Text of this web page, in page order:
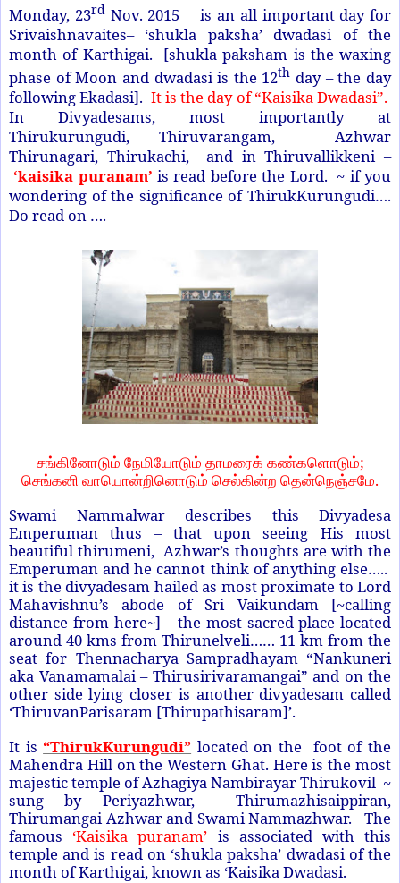
Monday, 23rdNov. 2015 is an all important day for
Srivaishnavaites– ‘shukla paksha’ dwadasi of the
month of Karthigai. [shukla paksham is the waxing
phase of Moon and dwadasi is the 12th day – the day
following Ekadasi]. It is the day of “Kaisika Dwadasi”.
In Divyadesams, most importantly at
Thirukurungudi, Thiruvarangam, Azhwar
Thirunagari, Thirukachi, and in Thiruvallikkeni –
‘kaisika puranam’ is read before the Lord. ~ if you
wondering of the significance of ThirukKurungudi….
Do read on ….
சங்கினோடும் நேமியோடும் தாமரைக் கண்களொடும்;
செங்கனி வாயொன்றினொடும் செல்கின்ற தென்நெஞ்சமே.
Swami Nammalwar describes this Divyadesa
Emperuman thus – that upon seeing His most
beautiful thirumeni, Azhwar’s thoughts are with the
Emperuman and he cannot think of anything else…..
it is the divyadesam hailed as most proximate to Lord
Mahavishnu’s abode of Sri Vaikundam [~calling
distance from here~] – the most sacred place located
around 40 kms from Thirunelveli…… 11 km from the
seat for Thennacharya Sampradhayam “Nankuneri
aka Vanamamalai – Thirusirivaramangai” and on the
other side lying closer is another divyadesam called
‘ThiruvanParisaram [Thirupathisaram]’.
It is “ThirukKurungudi” located on the foot of the
Mahendra Hill on the Western Ghat. Here is the most
majestic temple of Azhagiya Nambirayar Thirukovil ~
sung by Periyazhwar, Thirumazhisaippiran,
Thirumangai Azhwar and Swami Nammazhwar. The
famous ‘Kaisika puranam’ is associated with this
temple and is read on ‘shukla paksha’ dwadasi of the
month of Karthigai, known as ‘Kaisika Dwadasi.